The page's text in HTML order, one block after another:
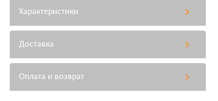
Характеристики
Доставка
Оплата и возврат